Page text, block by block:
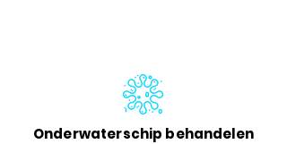
Onderwaterschip behandelen